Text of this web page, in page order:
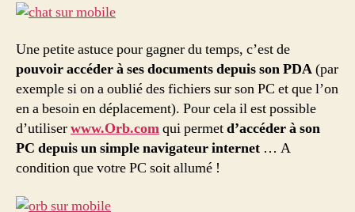
Une petite astuce pour gagner du temps, c’est de
pouvoir accéder à ses documents depuis son PDA(par
exemple si on a oublié des fichiers sur son PC et que l’on
en a besoin en déplacement). Pour cela il est possible
d’utiliserwww.Orb.comqui permetd’accéder à son
PC depuis un simple navigateur internet … A
condition que votre PC soit allumé !